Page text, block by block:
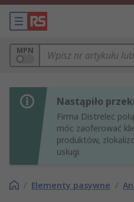
MPN
Nastąpiło
Firma Distrelec
móc zaoferować
produktów,
usługi.
/ Elementy pasywne /